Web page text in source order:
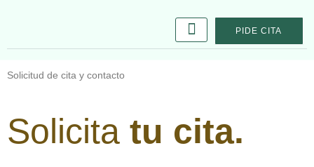
PIDE CITA
Solicitud de cita y contacto
Solicita tu cita.